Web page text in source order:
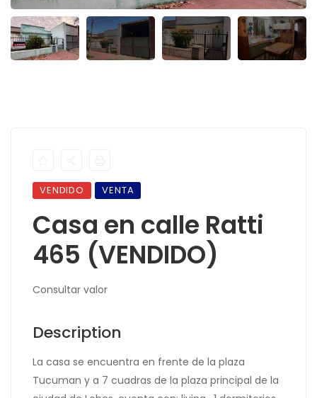
VENDIDO VENTA
Casa en calle Ratti
465 (VENDIDO)
Consultar valor
Description
La casa se encuentra en frente de la plaza
Tucuman y a 7 cuadras de la plaza principal de la